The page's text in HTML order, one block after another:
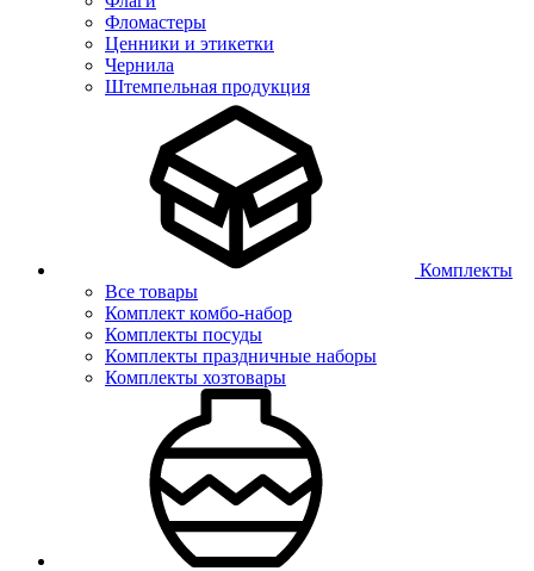
Фломастеры
Ценники и этикетки
Чернила
Штемпельная продукция
Комплекты
Все товары
Комплект комбо-набор
Комплекты посуды
Комплекты праздничные наборы
Комплекты хозтовары